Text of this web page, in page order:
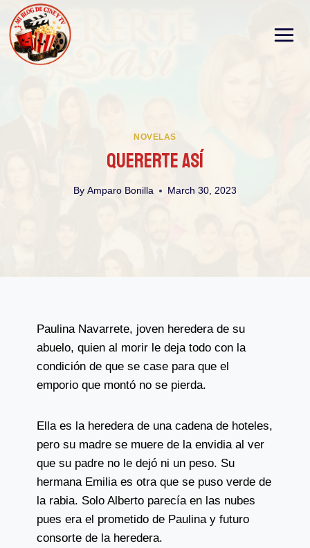
Skip
content
NOVELAS
Quererte Así
By Amparo Bonilla March 30, 2023
Paulina Navarrete, joven heredera de su
abuelo, quien al morir le deja todo con la
condición de que se case para que el
emporio que montó no se pierda.
Ella es la heredera de una cadena de hoteles,
pero su madre se muere de la envidia al ver
que su padre no le dejó ni un peso. Su
hermana Emilia es otra que se puso verde de
la rabia. Solo Alberto parecía en las nubes
pues era el prometido de Paulina y futuro
consorte de la heredera.